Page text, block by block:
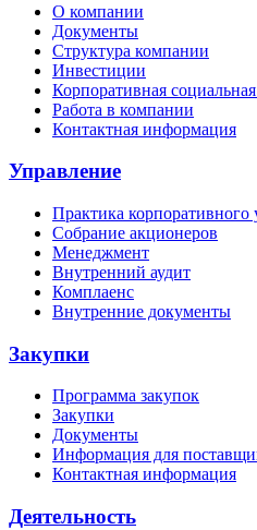
О компании
Документы
Структура компании
Инвестиции
Корпоративная
Работа в компании
Контактная информация
Управление
Практика корпоративного
Собрание акционеров
Менеджмент
Внутренний аудит
Комплаенс
Внутренние документы
Закупки
Программа закупок
Закупки
Документы
Информация для
Контактная информация
Деятельность